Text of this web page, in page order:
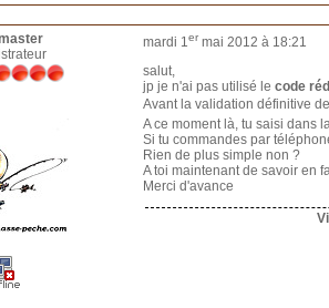
mardi 1er mai 2012 à 18:21
salut,
jp je n'ai pas utilisé le code
Avant la validation définitive
A ce moment là, tu saisi dans
Si tu commandes par
Rien de plus simple non ?
A toi maintenant de savoir en
Merci d'avance